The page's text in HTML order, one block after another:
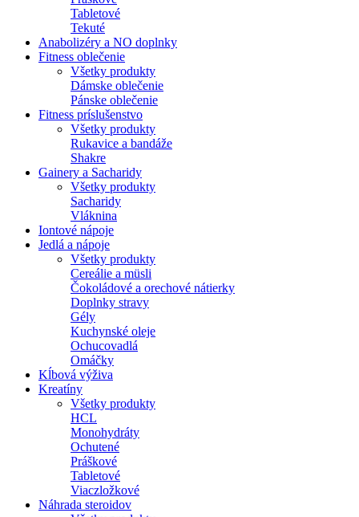
Tabletové
Tekuté
Anabolizéry a NO doplnky
Fitness oblečenie
Všetky produkty
Dámske oblečenie
Pánske oblečenie
Fitness príslušenstvo
Všetky produkty
Rukavice a bandáže
Shakre
Gainery a Sacharidy
Všetky produkty
Sacharidy
Vláknina
Iontové nápoje
Jedlá a nápoje
Všetky produkty
Cereálie a müsli
Čokoládové a orechové nátierky
Doplnky stravy
Gély
Kuchynské oleje
Ochucovadlá
Omáčky
Kĺbová výživa
Kreatíny
Všetky produkty
HCL
Monohydráty
Ochutené
Práškové
Tabletové
Viaczložkové
Náhrada steroidov